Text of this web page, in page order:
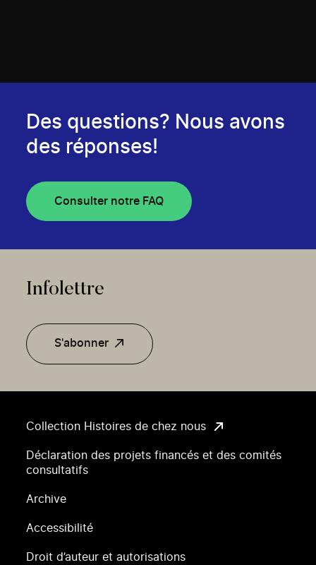
Collection Histoires de chez nous
Déclaration des projets financés et des comités
consultatifs
Archive
Accessibilité
Droit d’auteur et autorisations
Des questions? Nous avons
des réponses!
Consulter notre FAQ
Infolettre
S'abonner